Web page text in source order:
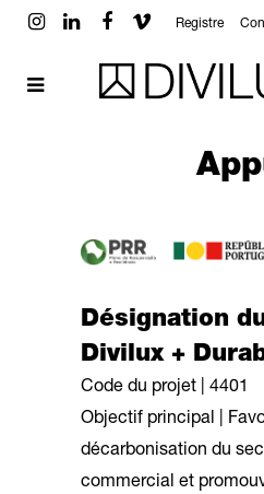
Registre
Désignation
Divilux +
Code du projet | 4401
Objectif principal |
décarbonisation du
commercial et